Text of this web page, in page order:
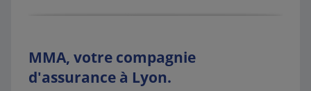
MMA, votre compagnie
d'assurance à Lyon.